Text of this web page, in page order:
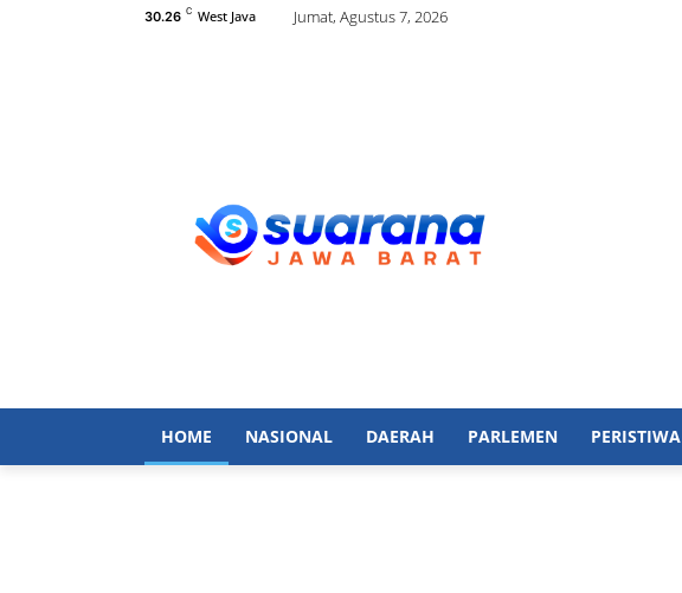
30.26 C West Java Jumat, Agustus 7, 2026
HOME NASIONAL DAERAH PARLEMEN PERISTIWA